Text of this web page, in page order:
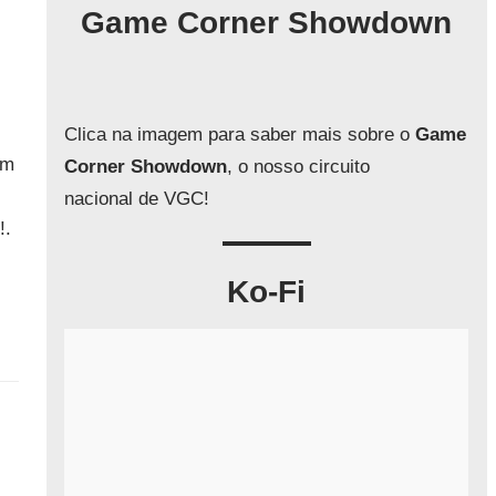
Game Corner Showdown
Clica na imagem para saber mais sobre oGame
Corner Showdown, o nosso circuito
nacional de VGC!
Ko-Fi